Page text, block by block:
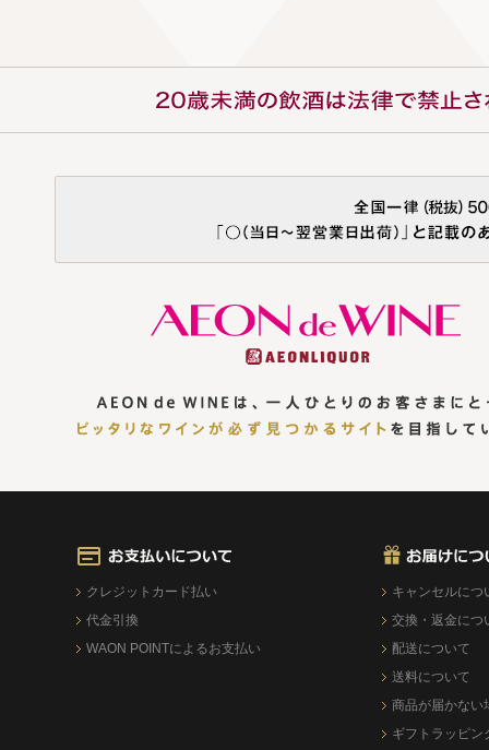
クレジットカード払い
代金引換
WAON POINTによるお支払い
キャンセルにつ
交換・返金につ
配送について
送料について
商品が届かない
ギフトラッピン